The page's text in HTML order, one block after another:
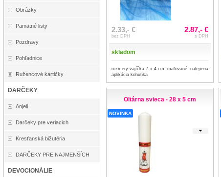
Obrázky
Pamätné listy
Pozdravy
Pohľadnice
Ružencové kartičky
DARČEKY
Anjeli
Darčeky pre veriacich
Kresťanská bižutéria
DARČEKY PRE NAJMENŠÍCH
DEVOCIONÁLIE
2.33,- €
bez DPH
2.87,- €
s DPH
skladom
rozmery vajíčka 7 x 4 cm, maľované, nalepena
aplikácia kohutika
Oltárna svieca - 28 x 5 cm
NOVINKA